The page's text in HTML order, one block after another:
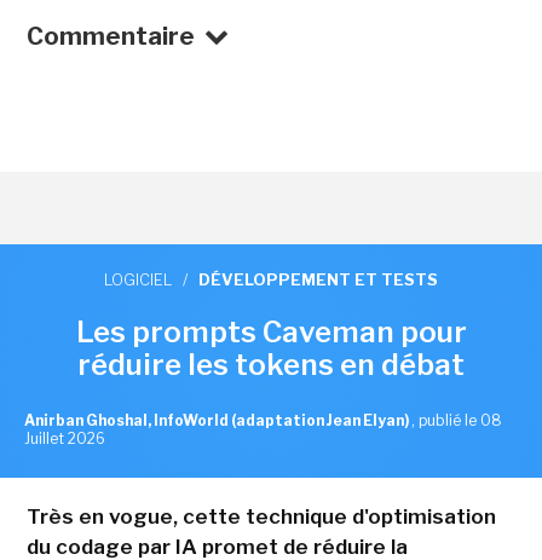
Commentaire
LOGICIEL / DÉVELOPPEMENT ET TESTS
Les prompts Caveman pour
réduire les tokens en débat
Anirban Ghoshal, InfoWorld (adaptation Jean Elyan) , publié le 08
Juillet 2026
Très en vogue, cette technique d'optimisation
du codage par IA promet de réduire la